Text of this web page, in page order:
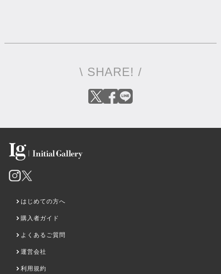
ほほえみ
¥88,000
\ SHARE! /
はじめての方へ
購入者ガイド
よくあるご質問
運営会社
利用規約